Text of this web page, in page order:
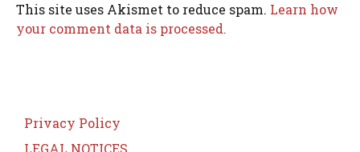
This site uses Akismet to reduce spam. Learn how
your comment data is processed.
Privacy Policy